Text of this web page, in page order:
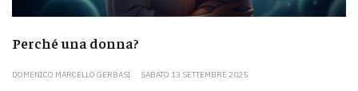
Perché una donna?
DOMENICO MARCELLO GERBASI SABATO 13 SETTEMBRE 2025